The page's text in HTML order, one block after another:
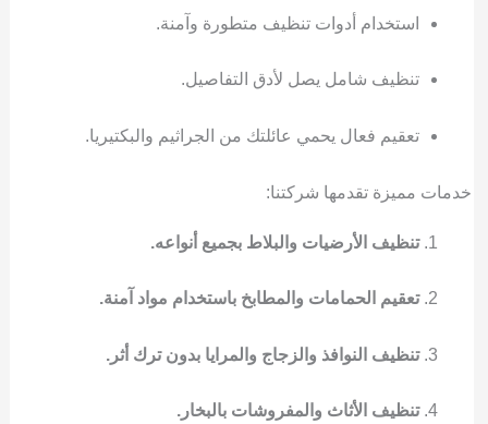
استخدام أدوات تنظيف متطورة وآمنة.
تنظيف شامل يصل لأدق التفاصيل.
تعقيم فعال يحمي عائلتك من الجراثيم والبكتيريا.
خدمات مميزة تقدمها شركتنا:
تنظيف الأرضيات والبلاط بجميع أنواعه.
تعقيم الحمامات والمطابخ باستخدام مواد آمنة.
تنظيف النوافذ والزجاج والمرايا بدون ترك أثر.
تنظيف الأثاث والمفروشات بالبخار.